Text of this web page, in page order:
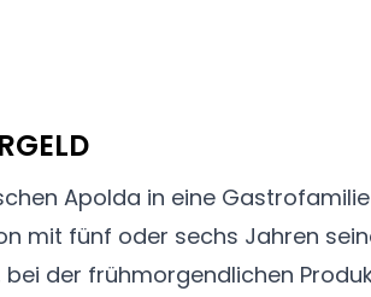
Apolda in eine
mit fünf oder sechs Jahren
bei der frühmorgendlichen